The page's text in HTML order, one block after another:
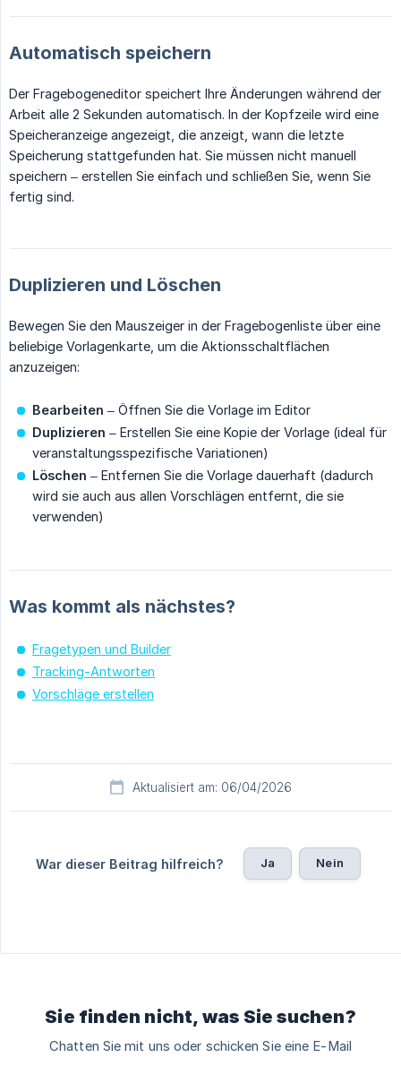
Automatisch speichern
Der Fragebogeneditor speichert Ihre Änderungen während der
Arbeit alle 2 Sekunden automatisch. In der Kopfzeile wird eine
Speicheranzeige angezeigt, die anzeigt, wann die letzte
Speicherung stattgefunden hat. Sie müssen nicht manuell
speichern – erstellen Sie einfach und schließen Sie, wenn Sie
fertig sind.
Duplizieren und Löschen
Bewegen Sie den Mauszeiger in der Fragebogenliste über eine
beliebige Vorlagenkarte, um die Aktionsschaltflächen
anzuzeigen:
Bearbeiten – Öffnen Sie die Vorlage im Editor
Duplizieren – Erstellen Sie eine Kopie der Vorlage (ideal für
veranstaltungsspezifische Variationen)
Löschen – Entfernen Sie die Vorlage dauerhaft (dadurch
wird sie auch aus allen Vorschlägen entfernt, die sie
verwenden)
Was kommt als nächstes?
Fragetypen und Builder
Tracking-Antworten
Vorschläge erstellen
Aktualisiert am: 06/04/2026
War dieser Beitrag hilfreich? Ja Nein
Sie finden nicht, was Sie suchen?
Chatten Sie mit uns oder schicken Sie eine E-Mail